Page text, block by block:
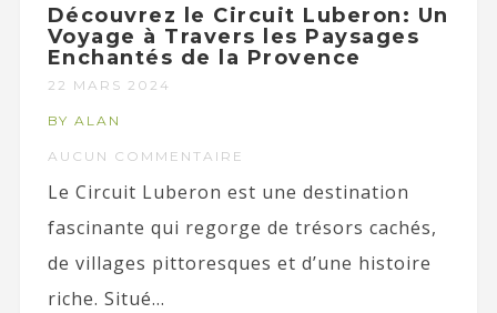
Découvrez le Circuit Luberon: Un
Voyage à Travers les Paysages
Enchantés de la Provence
22 MARS 2024
BY ALAN
AUCUN COMMENTAIRE
Le Circuit Luberon est une destination
fascinante qui regorge de trésors cachés,
de villages pittoresques et d’une histoire
riche. Situé...